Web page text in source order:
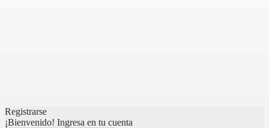
Registrarse
¡Bienvenido! Ingresa en tu cuenta